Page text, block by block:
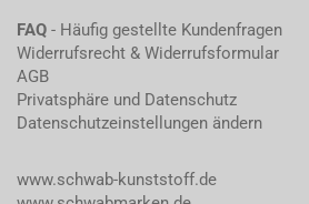
FAQ - Häufig gestellte Kundenfragen
Widerrufsrecht & Widerrufsformular
AGB
Privatsphäre und Datenschutz
Datenschutzeinstellungen ändern
www.schwab-kunststoff.de